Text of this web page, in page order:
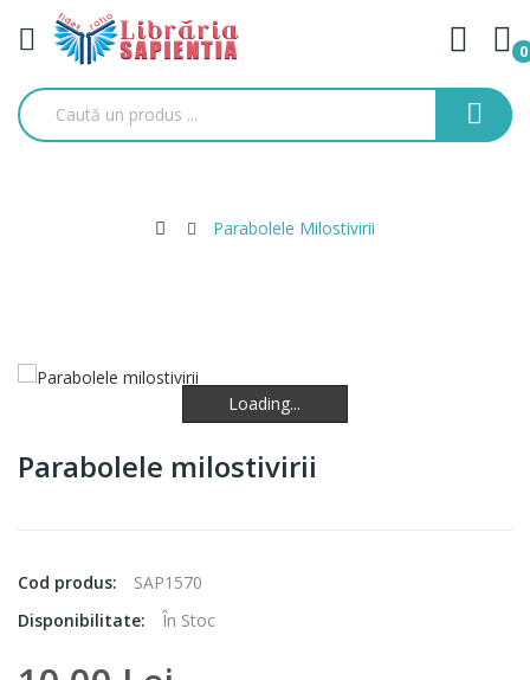
0
Parabolele Milostivirii
Loading...
Loading...
Loading...
Parabolele milostivirii
Cod produs:
SAP1570
Disponibilitate:
În Stoc